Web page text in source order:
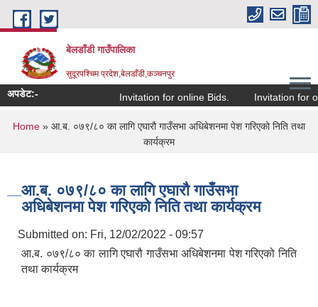
Skip to main content
बेलडाँडी गाउँपालिका
सुदूरपश्चिम प्रदेश,बेलडाँडी,कञ्चनपुर
अपडेट:- Invitation for online Bids. Invitation for
You are here
Home » आ.ब. ०७९/८० का लागि एघारौ गाउँसभा अधिबेशनमा पेश गरिएको निति तथा
कार्यक्रम
आ.ब. ०७९/८० का लागि एघारौ गाउँसभा
अधिबेशनमा पेश गरिएको निति तथा कार्यक्रम
Submitted on: Fri, 12/02/2022 - 09:57
आ.ब. ०७९/८० का लागि एघारौ गाउँसभा अधिबेशनमा पेश गरिएको निति
तथा कार्यक्रम